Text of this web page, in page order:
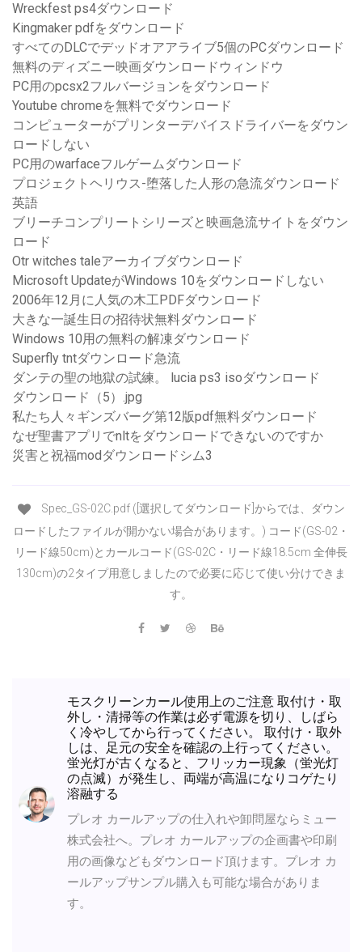
Wreckfest ps4ダウンロード
Kingmaker pdfをダウンロード
すべてのDLCでデッドオアアライブ5個のPCダウンロード
無料のディズニー映画ダウンロードウィンドウ
PC用のpcsx2フルバージョンをダウンロード
Youtube chromeを無料でダウンロード
コンピューターがプリンターデバイスドライバーをダウン
ロードしない
PC用のwarfaceフルゲームダウンロード
プロジェクトヘリウス-堕落した人形の急流ダウンロード
英語
ブリーチコンプリートシリーズと映画急流サイトをダウン
ロード
Otr witches taleアーカイブダウンロード
Microsoft UpdateがWindows 10をダウンロードしない
2006年12月に人気の木工PDFダウンロード
大きな一誕生日の招待状無料ダウンロード
Windows 10用の無料の解凍ダウンロード
Superfly tntダウンロード急流
ダンテの聖の地獄の試練。 lucia ps3 isoダウンロード
ダウンロード（5）.jpg
私たち人々ギンズバーグ第12版pdf無料ダウンロード
なぜ聖書アプリでnltをダウンロードできないのですか
災害と祝福modダウンロードシム3
Spec_GS-02C.pdf ([選択してダウンロード]からでは、ダウン
ロードしたファイルが開かない場合があります。) コード(GS-02・
リード線50cm)とカールコード(GS-02C・リード線18.5cm 全伸長
130cm)の2タイプ用意しましたので必要に応じて使い分けできま
す。
モスクリーンカール使用上のご注意 取付け・取
外し・清掃等の作業は必ず電源を切り、しばら
く冷やしてから行ってください。 取付け・取外
しは、足元の安全を確認の上行ってください。
蛍光灯が古くなると、フリッカー現象（蛍光灯
の点滅）が発生し、両端が高温になりコゲたり
溶融する
プレオ カールアップの仕入れや卸問屋ならミュー
株式会社へ。プレオ カールアップの企画書や印刷
用の画像などもダウンロード頂けます。プレオ カ
ールアップサンプル購入も可能な場合がありま
す。